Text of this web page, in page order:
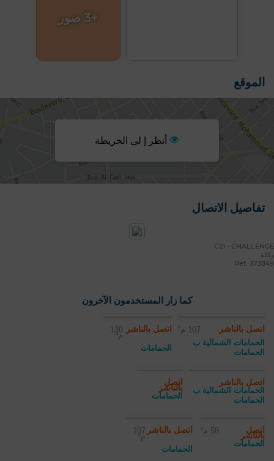
+3 صور
الموقع
أنظر إ لى الخريطة
تفاصيل الاتصال
C21 - CHALLENGE
وكالة
Réf: 373849
كما زار المستخدمون الآخرون
اتصل بالناشر 107 م²
الحمامات الشمالية ب
الحمامات
اتصل بالناشر 130
م²
الحمامات
اتصل بالناشر
الحمامات الشمالية ب
الحمامات
اتصل
بالناشر
الحمامات
اتصل
بالناشر 58 م²
الحمامات
اتصل بالناشر 107
م²
الحمامات